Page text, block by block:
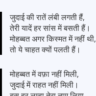
जुदाई की रातें लंबी लगती हैं,
तेरी यादें हर सांस में बसती हैं।
मोहब्बत अगर किस्मत में नहीं थी,
तो ये चाहत क्यों पलती हैं।
मोहब्बत में वफ़ा नहीं मिली,
जुदाई में राहत नहीं मिली।